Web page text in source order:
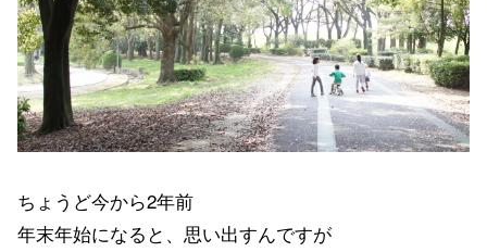
ちょうど今から2年前
年末年始になると、思い出すんですが